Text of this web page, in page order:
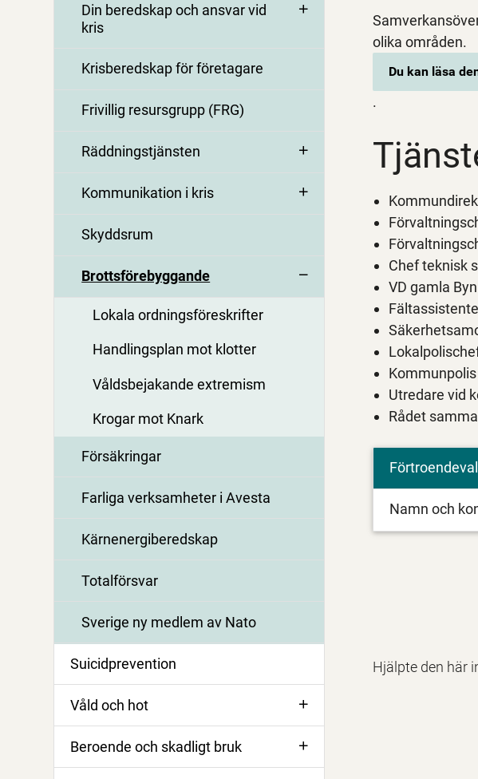
Din beredskap och ansvar vid
kris
Krisberedskap för företagare
Frivillig resursgrupp (FRG)
Räddningstjänsten
Kommunikation i kris
Skyddsrum
Brottsförebyggande
Lokala ordningsföreskrifter
Handlingsplan mot klotter
Våldsbejakande extremism
Krogar mot Knark
Försäkringar
Farliga verksamheter i Avesta
Kärnenergiberedskap
Totalförsvar
Sverige ny medlem av Nato
Suicidprevention
Våld och hot
Beroende och skadligt bruk
olika områden.
Du kan läsa
.
Chef teknisk
VD gamla
Kommunpolis
Utredare vid
Rådet
Namn och
Hjälpte den här